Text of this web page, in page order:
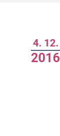
4. 12.
2016